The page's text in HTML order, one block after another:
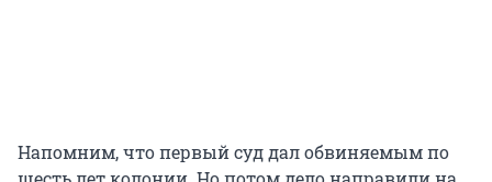
Напомним, что первый суд дал обвиняемым по